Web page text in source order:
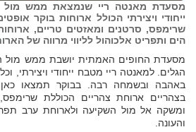
מסעדת מאנטה ריי שנמצאת ממש
ייחודי ויצירתי הכולל ארוחות בוקר
שרימפס, סרטנים ומאזטים טריים,
הים ותפריט אלכוהול לליווי מרווה של
מסעדת החופים האמתית יושבת ממש מול
הגלים. למאנטה ריי מטבח ייחודי ויצירתי,
באהבה ובשמחה רבה. בבוקר תמצאו כאן
בצהריים ארוחת צהריים הכוללת
ומשקה אל מול השקיעה ולארוחת ערב
והעונה.